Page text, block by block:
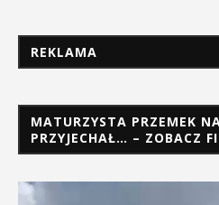
REKLAMA
MATURZYSTA PRZEMEK
PRZYJECHAŁ… – ZOBACZ
Odtwarzacz